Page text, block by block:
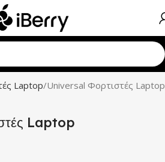
Laptop Universal Φορτιστές Laptop
Laptop